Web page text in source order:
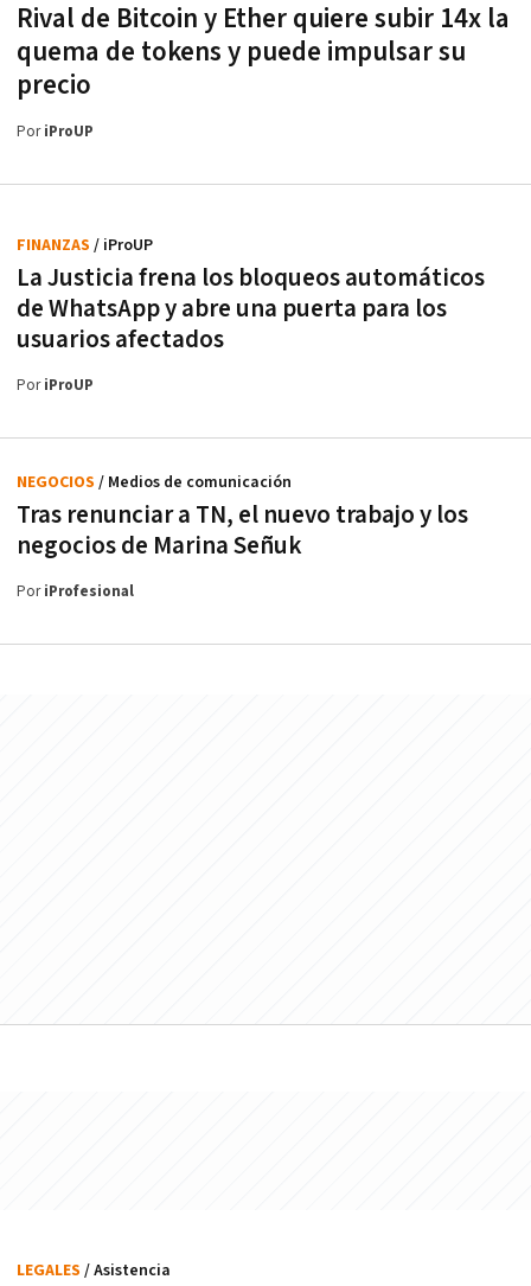
Rival de Bitcoin y Ether quiere subir 14x la
quema de tokens y puede impulsar su
precio
PoriProUP
La Justicia frena los bloqueos automáticos
de WhatsApp y abre una puerta para los
usuarios afectados
FINANZAS / iProUP
PoriProUP
Tras renunciar a TN, el nuevo trabajo y los
negocios de Marina Señuk
NEGOCIOS / Medios de comunicación
PoriProfesional
LEGALES / Asistencia